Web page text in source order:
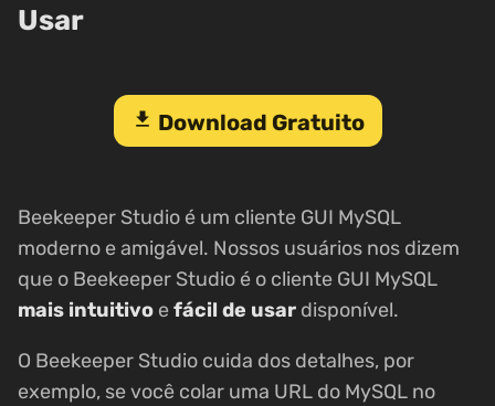
Usar
download Download Gratuito
Beekeeper Studio é um cliente GUI MySQL
moderno e amigável. Nossos usuários nos dizem
que o Beekeeper Studio é o cliente GUI MySQL
mais intuitivo efácil de usar disponível.
O Beekeeper Studio cuida dos detalhes, por
exemplo, se você colar uma URL do MySQL no